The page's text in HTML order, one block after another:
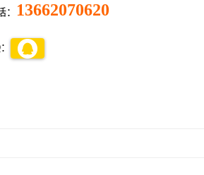
： 13662070620